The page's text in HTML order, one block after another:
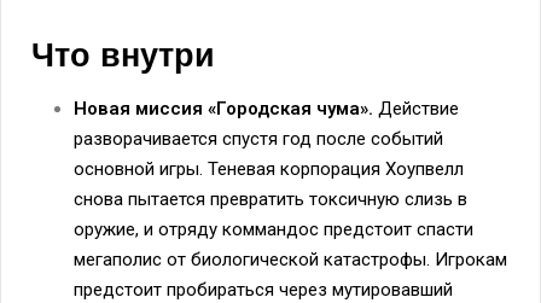
Что внутри
Новая миссия «Городская чума». Действие
разворачивается спустя год после событий
основной игры. Теневая корпорация Хоупвелл
снова пытается превратить токсичную слизь в
оружие, и отряду коммандос предстоит спасти
мегаполис от биологической катастрофы. Игрокам
предстоит пробираться через мутировавший